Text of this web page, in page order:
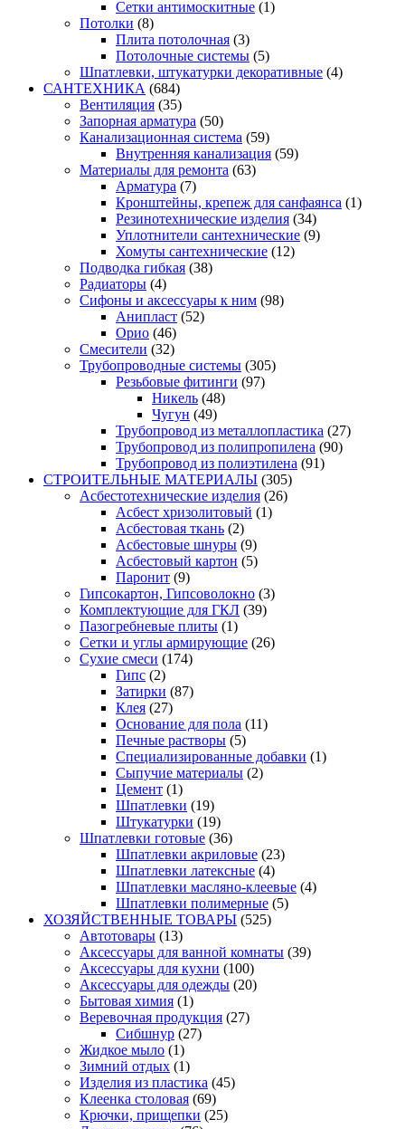
Сетки антимоскитные (1)
Потолки (8)
Плита потолочная (3)
Потолочные системы (5)
Шпатлевки, штукатурки декоративные (4)
САНТЕХНИКА (684)
Вентиляция (35)
Запорная арматура (50)
Канализационная система (59)
Внутренняя канализация (59)
Материалы для ремонта (63)
Арматура (7)
Кронштейны, крепеж для санфаянса (1)
Резинотехнические изделия (34)
Уплотнители сантехнические (9)
Хомуты сантехнические (12)
Подводка гибкая (38)
Радиаторы (4)
Сифоны и аксессуары к ним (98)
Анипласт (52)
Орио (46)
Смесители (32)
Трубопроводные системы (305)
Резьбовые фитинги (97)
Никель (48)
Чугун (49)
Трубопровод из металлопластика (27)
Трубопровод из полипропилена (90)
Трубопровод из полиэтилена (91)
СТРОИТЕЛЬНЫЕ МАТЕРИАЛЫ (305)
Асбестотехнические изделия (26)
Асбест хризолитовый (1)
Асбестовая ткань (2)
Асбестовые шнуры (9)
Асбестовый картон (5)
Паронит (9)
Гипсокартон, Гипсоволокно (3)
Комплектующие для ГКЛ (39)
Пазогребневые плиты (1)
Сетки и углы армирующие (26)
Сухие смеси (174)
Гипс (2)
Затирки (87)
Клея (27)
Основание для пола (11)
Печные растворы (5)
Специализированные добавки (1)
Сыпучие материалы (2)
Цемент (1)
Шпатлевки (19)
Штукатурки (19)
Шпатлевки готовые (36)
Шпатлевки акриловые (23)
Шпатлевки латексные (4)
Шпатлевки масляно-клеевые (4)
Шпатлевки полимерные (5)
ХОЗЯЙСТВЕННЫЕ ТОВАРЫ (525)
Автотовары (13)
Аксессуары для ванной комнаты (39)
Аксессуары для кухни (100)
Аксессуары для одежды (20)
Бытовая химия (1)
Веревочная продукция (27)
Сибшнур (27)
Жидкое мыло (1)
Зимний отдых (1)
Изделия из пластика (45)
Клеенка столовая (69)
Крючки, прищепки (25)